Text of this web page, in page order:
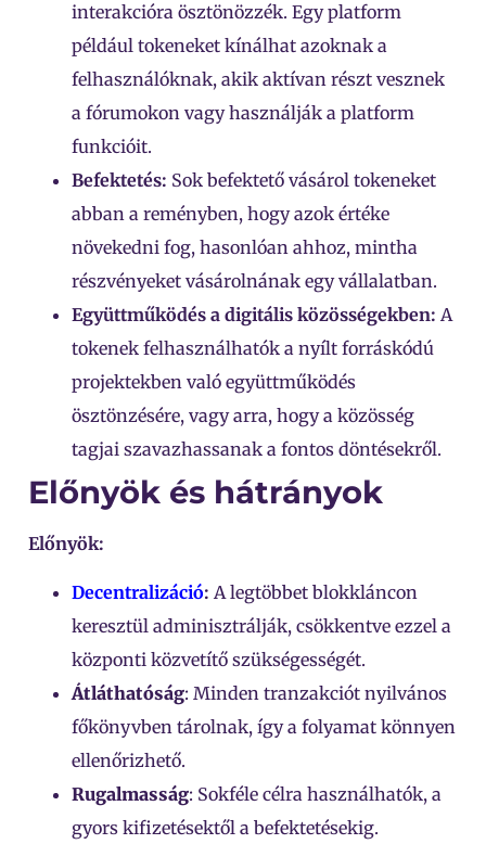
interakcióra ösztönözzék. Egy platform
például tokeneket kínálhat azoknak a
felhasználóknak, akik aktívan részt vesznek
a fórumokon vagy használják a platform
funkcióit.
Befektetés: Sok befektető vásárol tokeneket
abban a reményben, hogy azok értéke
növekedni fog, hasonlóan ahhoz, mintha
részvényeket vásárolnának egy vállalatban.
Együttműködés a digitális közösségekben: A
tokenek felhasználhatók a nyílt forráskódú
projektekben való együttműködés
ösztönzésére, vagy arra, hogy a közösség
tagjai szavazhassanak a fontos döntésekről.
Előnyök és hátrányok
Előnyök:
Decentralizáció: A legtöbbet blokkláncon
keresztül adminisztrálják, csökkentve ezzel a
központi közvetítő szükségességét.
Átláthatóság: Minden tranzakciót nyilvános
főkönyvben tárolnak, így a folyamat könnyen
ellenőrizhető.
Rugalmasság: Sokféle célra használhatók, a
gyors kifizetésektől a befektetésekig.